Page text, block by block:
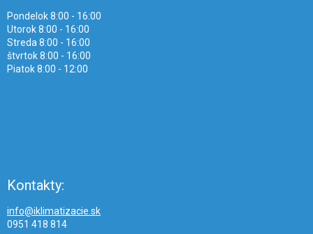
Pondelok 8:00 - 16:00
Utorok 8:00 - 16:00
Streda 8:00 - 16:00
štvrtok 8:00 - 16:00
Piatok 8:00 - 12:00
Kontakty:
info@iklimatizacie.sk
0951 418 814